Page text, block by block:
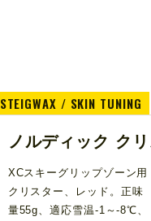
STEIGWAX / SKIN TUNING
ノルディック ク
XCスキーグリップゾーン用
クリスター、レッド。正味
量55g、適応雪温-1～-8℃、